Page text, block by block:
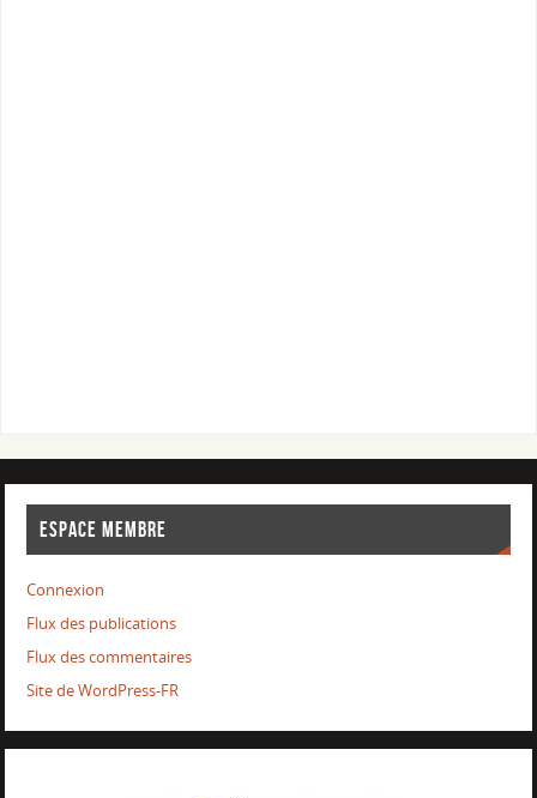
ESPACE MEMBRE
Connexion
Flux des publications
Flux des commentaires
Site de WordPress-FR